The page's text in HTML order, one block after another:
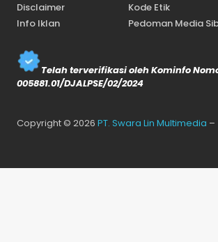
Disclaimer Kode Etik
Info Iklan
Pedoman Media
Telah terverifikasi oleh Kominfo
005881.01/DJALPSE/02/2024
Copyright © 2026 PT. Swara Lin Multimedia –